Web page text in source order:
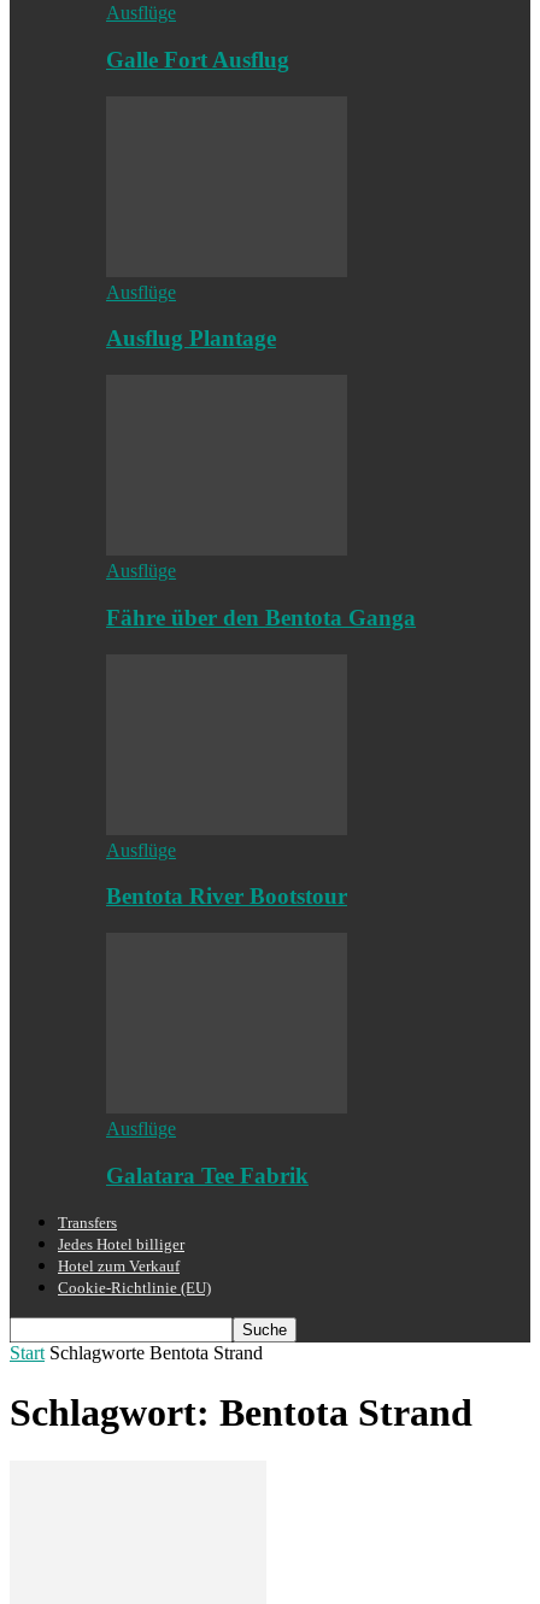
Ausflüge
Galle Fort Ausflug
Ausflüge
Ausflug Plantage
Ausflüge
Fähre über den Bentota Ganga
Ausflüge
Bentota River Bootstour
Ausflüge
Galatara Tee Fabrik
Transfers
Jedes Hotel billiger
Hotel zum Verkauf
Cookie-Richtlinie (EU)
Start Schlagworte Bentota Strand
Schlagwort: Bentota Strand